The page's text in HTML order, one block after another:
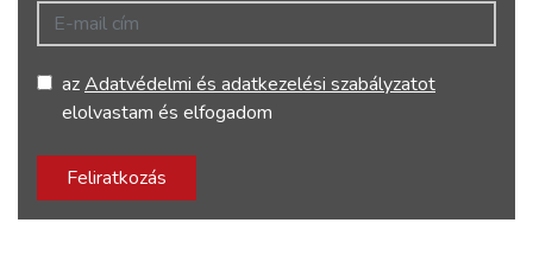
E-mail cím
azAdatvédelmi és adatkezelési szabályzatot
elolvastam és elfogadom
Feliratkozás